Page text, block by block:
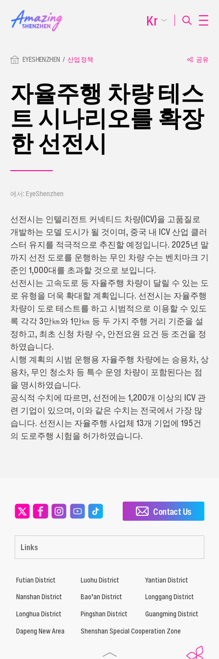
EYESHENZHEN 산업 정책 공유
자율주행 차량 테스
트 시나리오를 확장
한 선전시
에서: EyeShenzhen
선전시는 인텔리전트 커넥티드 차량(ICV)을 고품질로
개발하는 모델 도시가 될 것이며, 중국 내 ICV 산업 클러
스터 유지를 적극적으로 추진할 예정입니다. 2025년 말
까지 선전 도로를 운행하는 무인 차량 수는 벤치마크 기
준인 1,000대를 초과할 것으로 보입니다.
선전시는 고속도로 등 자율주행 차량이 달릴 수 있는 도
로 유형을 더욱 확대할 계획입니다. 선전시는 자율주행
차량이 도로 테스트를 하고 시범적으로 이용할 수 있도
록 각각 3만㎞와 1만㎞ 등 두 가지 주행 거리 기준을 설
정하고, 최초 신청 차량 수, 안전요원 요건 등 조건을 정
하였습니다.
시행 계획의 시범 운행용 자율주행 차량에는 승용차, 상
용차, 무인 청소차 등 특수 운영 차량이 포함된다는 점
을 명시하였습니다.
공식적 수치에 따르면, 선전에는 1,200개 이상의 ICV 관
련 기업이 있으며, 이와 같은 수치는 전국에서 가장 많
습니다. 선전시는 자율주행 사업체 13개 기업에 195건
의 도로주행 시험을 허가하였습니다.
Kr
Links
Contact Us
Futian District Luohu District
Yantian District
Nanshan District
Bao’an District
Longgang District
Longhua District
Pingshan District
Guangming District
Dapeng New Area
Shenshan Special Cooperation Zone